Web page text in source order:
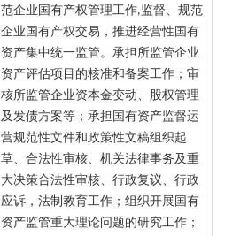
范企业国有产权管理工作,监督、规范
企业国有产权交易 ， 推进经营性国有
资产集中统一监管。承担所监管企业
资产评估项目的核准和备案工作；审
核所监管企业资本金变动、股权管理
及发债方案等；承担国有资产监督运
营规范性文件和政策性文稿组织起
草、合法性审核、机关法律事务及重
大决策合法性审核、行政复议、行政
应诉，法制教育工作；组织开展国有
资产监管重大理论问题的研究工作；